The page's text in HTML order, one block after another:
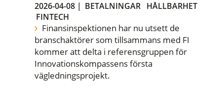
2026-04-08 | BETALNINGAR HÅLLBARHET
FINTECH
Finansinspektionen har nu utsett de
branschaktörer som tillsammans med FI
kommer att delta i referensgruppen för
Innovationskompassens första
vägledningsprojekt.